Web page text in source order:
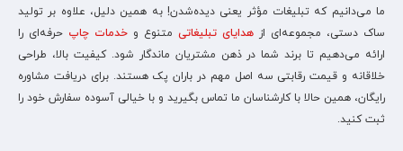
ما می‌دانیم که تبلیغات مؤثر یعنی دیده‌شدن! به همین دلیل، علاوه بر تولید
ساک دستی، مجموعه‌ای از هدایای تبلیغاتی متنوع و خدمات چاپ حرفه‌ای را
ارائه می‌دهیم تا برند شما در ذهن مشتریان ماندگار شود. کیفیت بالا، طراحی
خلاقانه و قیمت رقابتی سه اصل مهم در باران پک هستند. برای دریافت مشاوره
رایگان، همین حالا با کارشناسان ما تماس بگیرید و با خیالی آسوده سفارش خود را
ثبت کنید.